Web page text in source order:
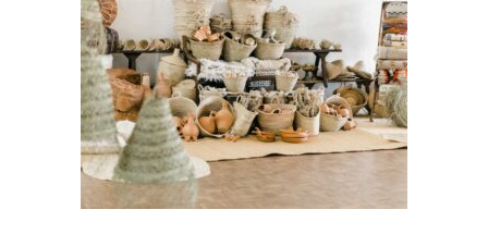
Suspension palmier chapeau
« Raïra »
13,00€